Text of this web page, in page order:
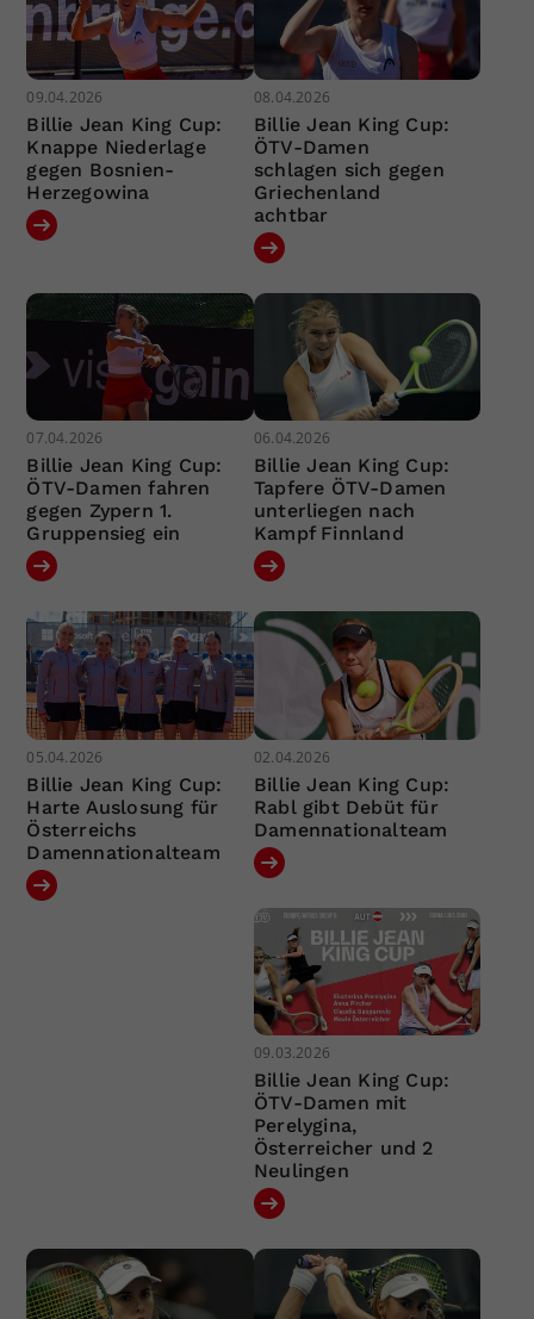
09.04.2026
Billie Jean King Cup:
Knappe Niederlage
gegen Bosnien-
Herzegowina
08.04.2026
Billie Jean King Cup:
ÖTV-Damen
schlagen sich gegen
Griechenland
achtbar
07.04.2026
Billie Jean King Cup:
ÖTV-Damen fahren
gegen Zypern 1.
Gruppensieg ein
06.04.2026
Billie Jean King Cup:
Tapfere ÖTV-Damen
unterliegen nach
Kampf Finnland
05.04.2026
Billie Jean King Cup:
Harte Auslosung für
Österreichs
Damennationalteam
02.04.2026
Billie Jean King Cup:
Rabl gibt Debüt für
Damennationalteam
09.03.2026
Billie Jean King Cup:
ÖTV-Damen mit
Perelygina,
Österreicher und 2
Neulingen